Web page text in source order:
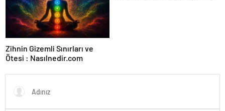
Zihnin Gizemli Sınırları ve
Ötesi : Nasılnedir.com